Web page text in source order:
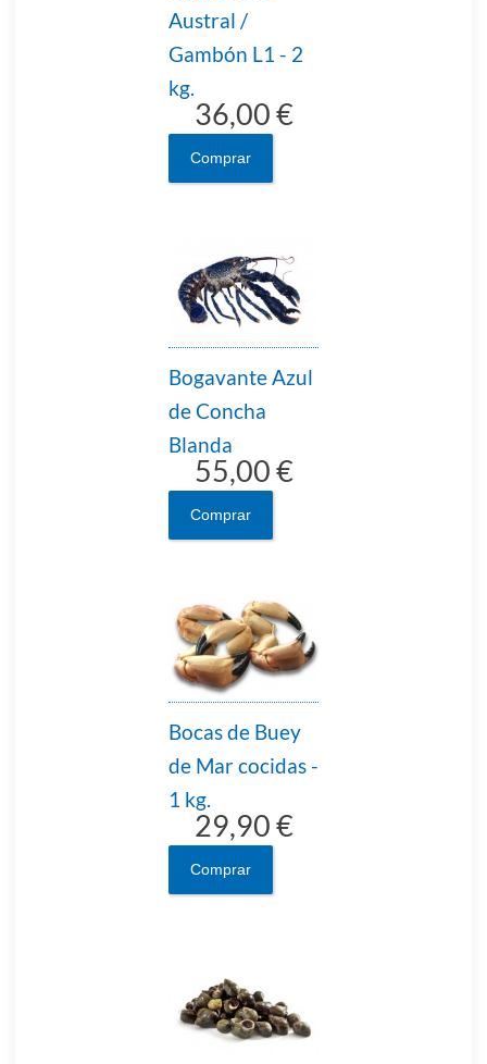
Austral /
Gambón L1 - 2
kg.
36,00 €
Comprar
Bogavante Azul
de Concha
Blanda
55,00 €
Comprar
Bocas de Buey
de Mar cocidas -
1 kg.
29,90 €
Comprar